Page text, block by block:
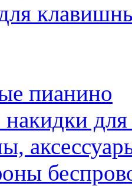
пианино